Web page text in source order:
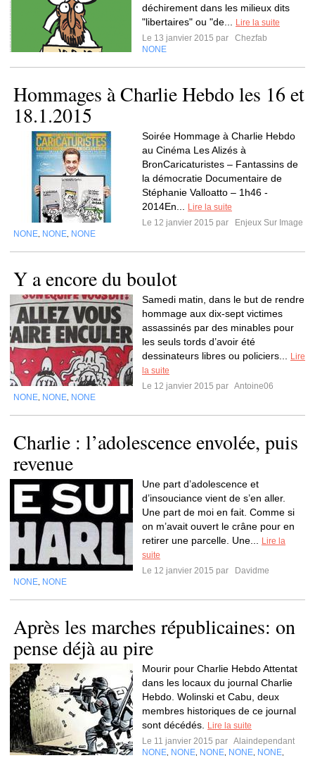
déchirement dans les milieux dits
"libertaires" ou "de...
Lire la suite
Le 13 janvier 2015 par
Chezfab
NONE
Hommages à Charlie Hebdo les 16 et
18.1.2015
Soirée Hommage à Charlie Hebdo
au Cinéma Les Alizés à
BronCaricaturistes – Fantassins de
la démocratie Documentaire de
Stéphanie Valloatto – 1h46 -
2014En...
Lire la suite
Le 12 janvier 2015 par
Enjeux Sur Image
NONE NONE NONE
Y a encore du boulot
Samedi matin, dans le but de rendre
hommage aux dix-sept victimes
assassinés par des minables pour
les seuls tords d’avoir été
dessinateurs libres ou policiers...
Lire
la suite
Le 12 janvier 2015 par Antoine06
NONE NONE NONE
Charlie : l’adolescence envolée, puis
revenue
Une part d’adolescence et
d’insouciance vient de s’en aller.
Une part de moi en fait. Comme si
on m’avait ouvert le crâne pour en
retirer une parcelle. Une...
Lire la
suite
Le 12 janvier 2015 par
Davidme
NONE NONE
Après les marches républicaines: on
pense déjà au pire
Mourir pour Charlie Hebdo Attentat
dans les locaux du journal Charlie
Hebdo. Wolinski et Cabu, deux
membres historiques de ce journal
sont décédés.
Lire la suite
Le 11 janvier 2015 par Alaindependant
NONE NONE NONE NONE NONE